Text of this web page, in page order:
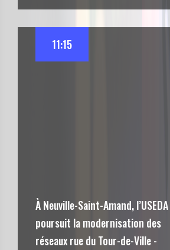
À Neuville-Saint-Amand, l’USEDA
poursuit la modernisation des
réseaux rue du Tour-de-Ville -
11:15